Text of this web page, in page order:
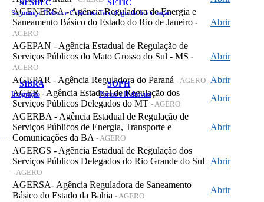
SESDEC
Segurança, Defesa e Cidadania
SETIC
Tecnologia da Informação
SIBRA
Integração
SOPH
Portos e Hidrovias
AGENERSA - Agência Reguladora de Energia e
Saneamento Básico do Estado do Rio de Janeiro -
AGERO
Abrir
AGEPAN - Agência Estadual de Regulação de
Serviços Públicos do Mato Grosso do Sul - MS -
AGERO
Abrir
AGEPAR - Agência Reguladora do Paraná - AGERO Abrir
AGER - Agência Estadual de Regulação dos
Serviços Públicos Delegados do MT - AGERO
Abrir
AGERBA - Agência Estadual de Regulação de
Serviços Públicos de Energia, Transporte e
Comunicações da BA - AGERO
Abrir
AGERGS - Agência Estadual de Regulação dos
Serviços Públicos Delegados do Rio Grande do Sul
- AGERO
Abrir
AGERSA- Agência Reguladora de Saneamento
Básico do Estado da Bahia - AGERO
Abrir